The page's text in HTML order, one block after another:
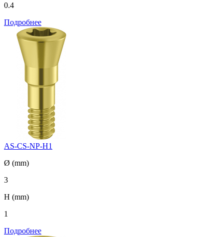
0.4
Подробнее
AS-CS-NP-H1
Ø (mm)
3
H (mm)
1
Подробнее